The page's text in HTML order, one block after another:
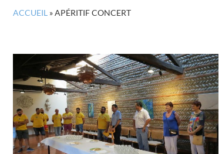
ACCUEIL »APÉRITIF CONCERT